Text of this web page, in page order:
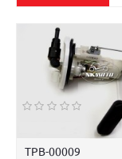
ΤΡΒ-00009